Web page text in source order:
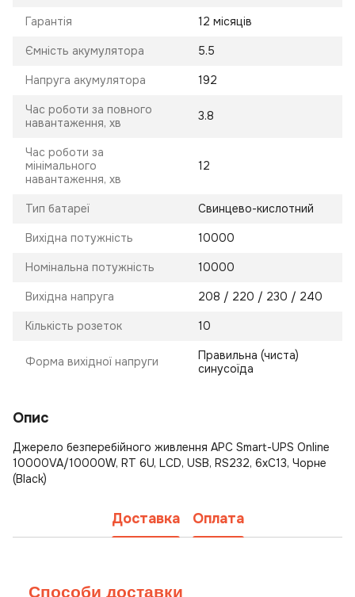
Гарантія 12 місяців
Ємність акумулятора 5.5
Напруга акумулятора 192
Час роботи за повного
навантаження, хв
3.8
Час роботи за
мінімального
навантаження, хв
12
Тип батареї Свинцево-кислотний
Вихідна потужність 10000
Номінальна потужність 10000
Вихідна напруга 208 / 220 / 230 / 240
Кількість розеток 10
Форма вихідної напруги
Правильна (чиста)
синусоїда
Опис
Джерело безперебійного живлення APC Smart-UPS Online
10000VA/10000W, RT 6U, LCD, USB, RS232, 6xC13, Чорне
(Black)
Доставка Оплата
Способи доставки